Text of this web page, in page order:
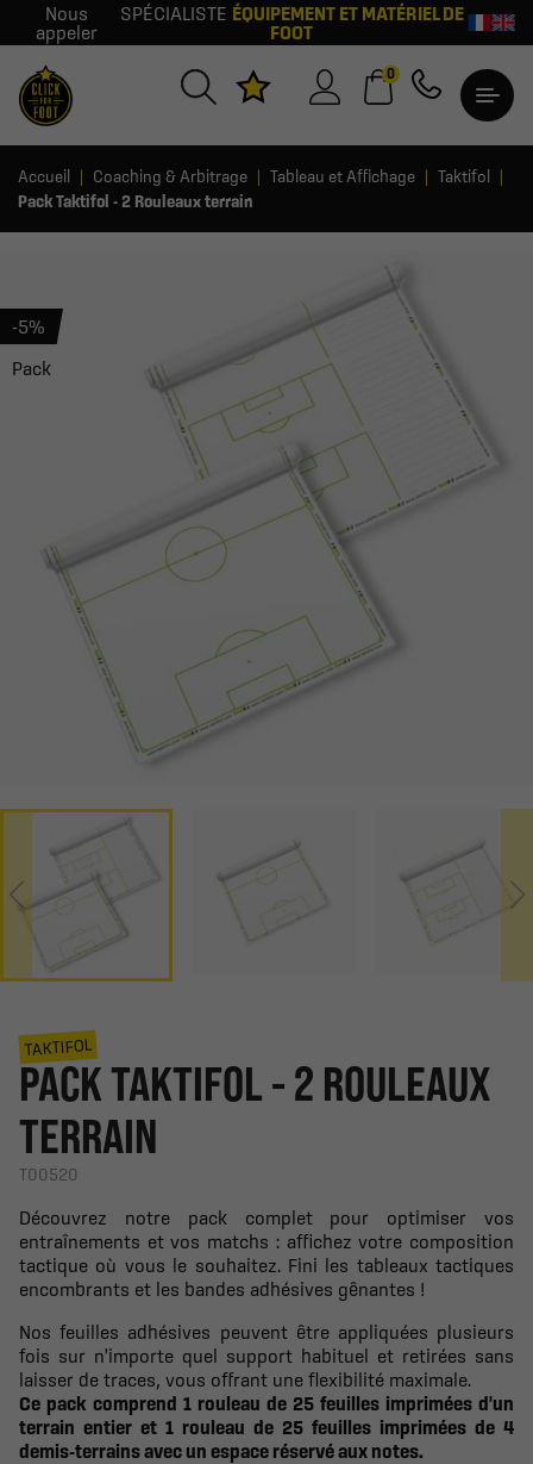
Nous
appeler
SPÉCIALISTE ÉQUIPEMENT ET MATÉRIEL DE
FOOT
0
Accueil Coaching & Arbitrage Tableau et Affichage
Taktifol
Pack Taktifol - 2 Rouleaux terrain
-5%
Pack
TAKTIFOL
PACK TAKTIFOL - 2 ROULEAUX
TERRAIN
T00520
Découvrez notre pack complet pour optimiser vos
entraînements et vos matchs : affichez votre composition
tactique où vous le souhaitez. Fini les tableaux tactiques
encombrants et les bandes adhésives gênantes !
Nos feuilles adhésives peuvent être appliquées plusieurs
fois sur n'importe quel support habituel et retirées sans
laisser de traces, vous offrant une flexibilité maximale.
Ce pack comprend 1 rouleau de 25 feuilles imprimées d'un
terrain entier et 1 rouleau de 25 feuilles imprimées de 4
demis-terrains avec un espace réservé aux notes.